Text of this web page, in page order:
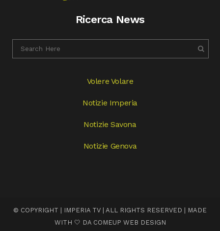
Ricerca News
Volere Volare
Notizie Imperia
Notizie Savona
Notizie Genova
© COPYRIGHT | IMPERIA TV | ALL RIGHTS RESERVED | MADE
WITH 🤍 DA COMEUP WEB DESIGN